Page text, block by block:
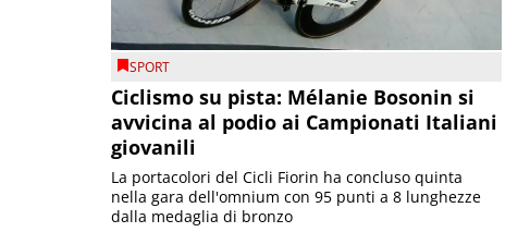
SPORT
Ciclismo su pista: Mélanie Bosonin si
avvicina al podio ai Campionati Italiani
giovanili
La portacolori del Cicli Fiorin ha concluso quinta
nella gara dell'omnium con 95 punti a 8 lunghezze
dalla medaglia di bronzo